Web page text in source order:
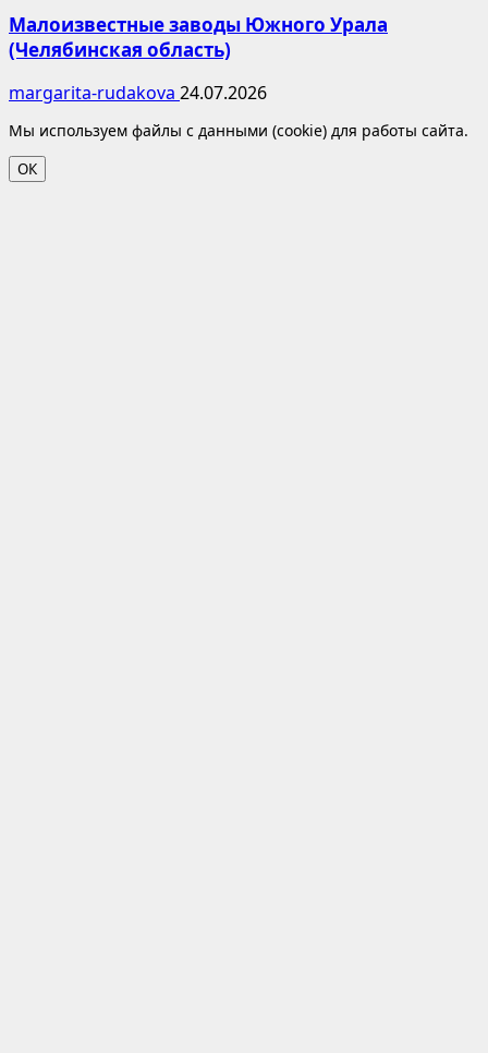
Малоизвестные заводы Южного Урала
(Челябинская область)
margarita-rudakova 24.07.2026
Мы используем файлы с данными (cookie) для работы сайта.
ОК